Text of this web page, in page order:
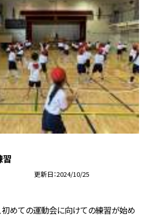
更新日 2024/10/25
初めての運動会に向けての練習が始め